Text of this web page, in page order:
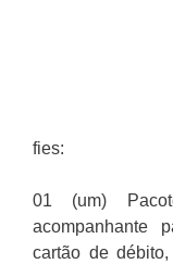
fies:
01 (um)
acompanhante
cartão de